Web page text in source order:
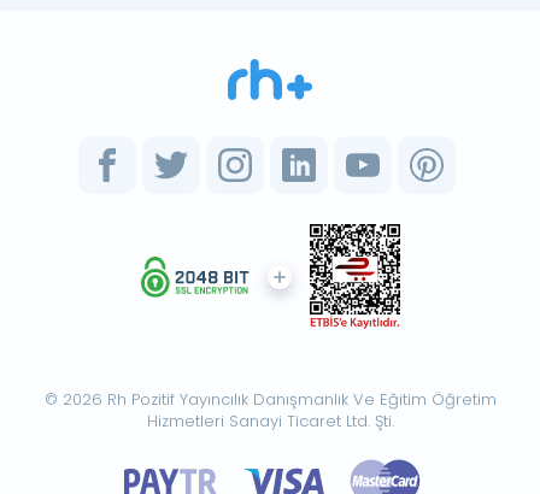
© 2026 Rh Pozitif Yayıncılık Danışmanlık Ve Eğitim Öğretim
Hizmetleri Sanayi Ticaret Ltd. Şti.